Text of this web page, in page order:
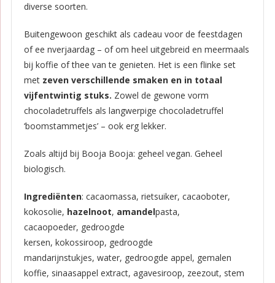
diverse soorten.
Buitengewoon geschikt als cadeau voor de feestdagen
of ee nverjaardag – of om heel uitgebreid en meermaals
bij koffie of thee van te genieten. Het is een flinke set
metzeven verschillende smaken en in totaal
vijfentwintig stuks. Zowel de gewone vorm
chocoladetruffels als langwerpige chocoladetruffel
‘boomstammetjes’ – ook erg lekker.
Zoals altijd bij Booja Booja: geheel vegan. Geheel
biologisch.
Ingrediënten: cacaomassa, rietsuiker, cacaoboter,
kokosolie, hazelnoot, amandelpasta,
cacaopoeder, gedroogde
kersen, kokossiroop, gedroogde
mandarijnstukjes, water, gedroogde appel, gemalen
koffie, sinaasappel extract, agavesiroop, zeezout, stem